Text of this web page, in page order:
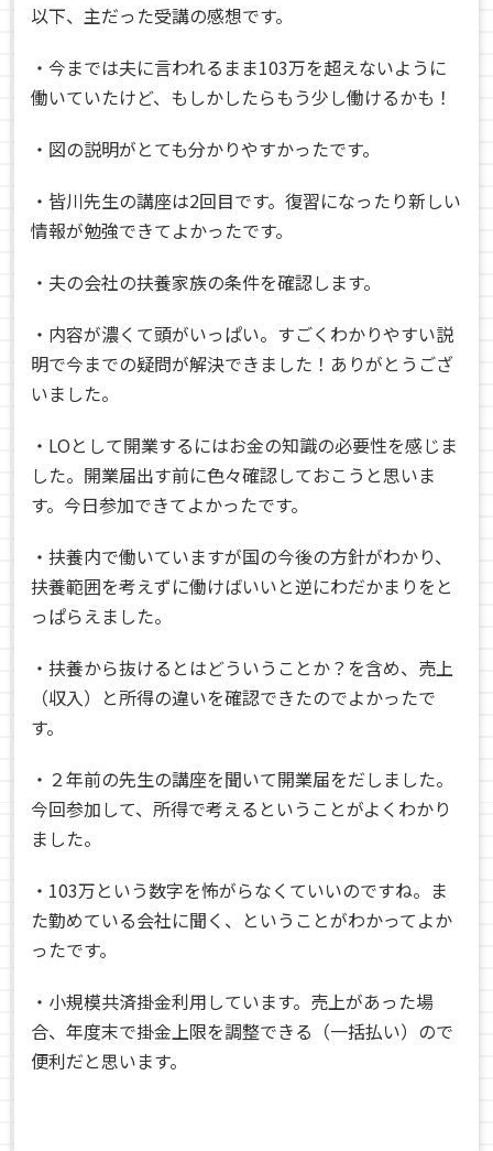
以下、主だった受講の感想です。
・今までは夫に言われるまま103万を超えないように
働いていたけど、もしかしたらもう少し働けるかも！
・図の説明がとても分かりやすかったです。
・皆川先生の講座は2回目です。復習になったり新しい
情報が勉強できてよかったです。
・夫の会社の扶養家族の条件を確認します。
・内容が濃くて頭がいっぱい。すごくわかりやすい説
明で今までの疑問が解決できました！ありがとうござ
いました。
・LOとして開業するにはお金の知識の必要性を感じま
した。開業届出す前に色々確認しておこうと思いま
す。今日参加できてよかったです。
・扶養内で働いていますが国の今後の方針がわかり、
扶養範囲を考えずに働けばいいと逆にわだかまりをと
っぱらえました。
・扶養から抜けるとはどういうことか？を含め、売上
（収入）と所得の違いを確認できたのでよかったで
す。
・２年前の先生の講座を聞いて開業届をだしました。
今回参加して、所得で考えるということがよくわかり
ました。
・103万という数字を怖がらなくていいのですね。ま
た勤めている会社に聞く、ということがわかってよか
ったです。
・小規模共済掛金利用しています。売上があった場
合、年度末で掛金上限を調整できる（一括払い）ので
便利だと思います。